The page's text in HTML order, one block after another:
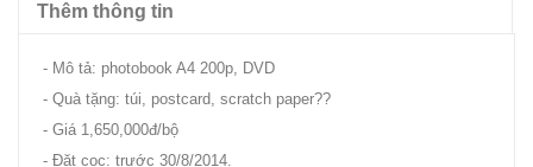
Thêm thông tin
- Mô tả: photobook A4 200p, DVD
- Quà tặng: túi, postcard, scratch paper??
- Giá 1,650,000đ/bộ
- Đặt cọc: trước 30/8/2014.